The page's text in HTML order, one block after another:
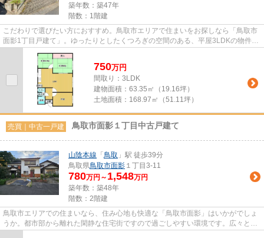
築年数：築47年
階数：1階建
こだわりで選びたい方におすすめ。鳥取市エリアで住まいをお探しなら「鳥取市
面影1丁目戸建て」。ゆったりとしたくつろぎの空間のある、平屋3LDKの物件で
す。不動産情報はもちろんのこ...
750万円
間取り：3LDK
建物面積： 63.35㎡（19.16坪）
土地面積： 168.97㎡（51.11坪）
売買｜中古一戸建 鳥取市面影１丁目中古戸建て
山陰本線 「鳥取 」駅 徒歩39分
鳥取県鳥取市面影 １丁目3-11
780万円～ 1,548万円
築年数：築48年
階数：2階建
鳥取市エリアでの住まいなら、住み心地も快適な「鳥取市面影」はいかがでしょ
うか。都市部から離れた閑静な住宅街ですので過ごしやすい環境です。広々とし
て段差の少ない平坦地は日常...